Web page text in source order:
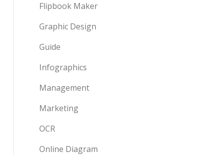
Flipbook Maker
Graphic Design
Guide
Infographics
Management
Marketing
OCR
Online Diagram